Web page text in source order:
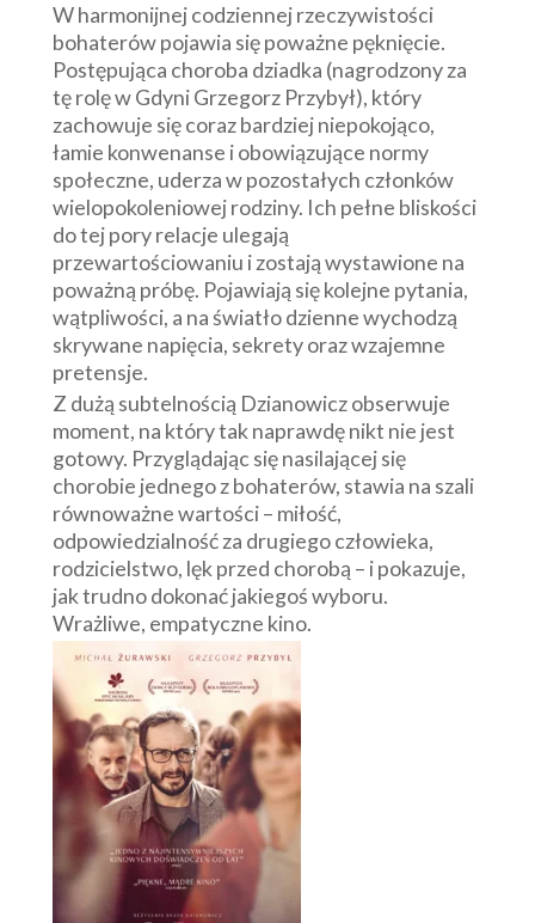
W harmonijnej codziennej rzeczywistości
bohaterów pojawia się poważne pęknięcie.
Postępująca choroba dziadka (nagrodzony za
tę rolę w Gdyni Grzegorz Przybył), który
zachowuje się coraz bardziej niepokojąco,
łamie konwenanse i obowiązujące normy
społeczne, uderza w pozostałych członków
wielopokoleniowej rodziny. Ich pełne bliskości
do tej pory relacje ulegają
przewartościowaniu i zostają wystawione na
poważną próbę. Pojawiają się kolejne pytania,
wątpliwości, a na światło dzienne wychodzą
skrywane napięcia, sekrety oraz wzajemne
pretensje.
Z dużą subtelnością Dzianowicz obserwuje
moment, na który tak naprawdę nikt nie jest
gotowy. Przyglądając się nasilającej się
chorobie jednego z bohaterów, stawia na szali
równoważne wartości – miłość,
odpowiedzialność za drugiego człowieka,
rodzicielstwo, lęk przed chorobą – i pokazuje,
jak trudno dokonać jakiegoś wyboru.
Wrażliwe, empatyczne kino.